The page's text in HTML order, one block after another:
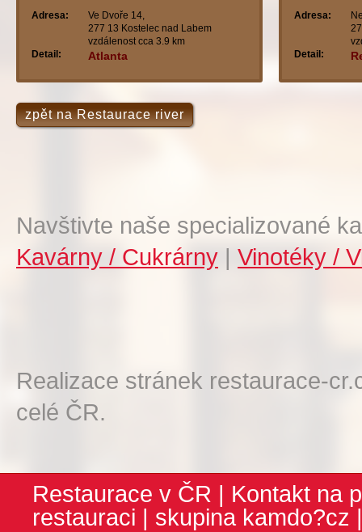
Adresa:
Ve Dvoře 14,
277 13 Kostelec nad Labem
vzdálenost cca 3.9 km
Detail:
Atlanta
Adresa:
Detail:
zpět na Restaurace river
Navštivte naše specializované
Kavárny / Cukrárny | Vinotéky /
Realizace stránek restaurace-
celé ČR.
Restaurace v ČR | Kontakt na
restauraci | skupina kamdo?cz |